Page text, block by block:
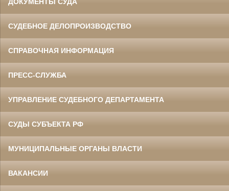
СУДЕБНОЕ ДЕЛОПРОИЗВОДСТВО
СПРАВОЧНАЯ ИНФОРМАЦИЯ
ПРЕСС-СЛУЖБА
УПРАВЛЕНИЕ СУДЕБНОГО ДЕПАРТАМЕНТА
СУДЫ СУБЪЕКТА РФ
МУНИЦИПАЛЬНЫЕ ОРГАНЫ ВЛАСТИ
ВАКАНСИИ